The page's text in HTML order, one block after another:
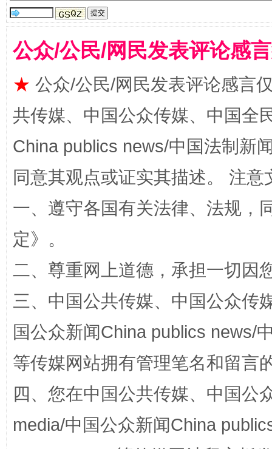
全民健身五年计划来了！等你上场
国家大学科技园优化重塑工作
公众/公民/网民发表评论感
★ 公众/公民/网民发表评论感言
共传媒、中国公众传媒、中国全
China publics news/中国法制新
同意其观点或证实其描述。 注
一、遵守各国有关法律、法规，
定》。
二、尊重网上道德，承担一切因
三、中国公共传媒、中国公众传
国公众新闻China publics news/
等传媒网站拥有管理笔名和留言
四、您在中国公共传媒、中国公
media/中国公众新闻China